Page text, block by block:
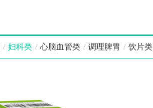
/ 妇科类 / 心脑血管类 / 调理脾胃 / 饮片类